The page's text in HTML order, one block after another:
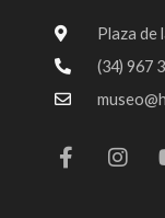
Plaza de
(34) 967
a
c
n
s